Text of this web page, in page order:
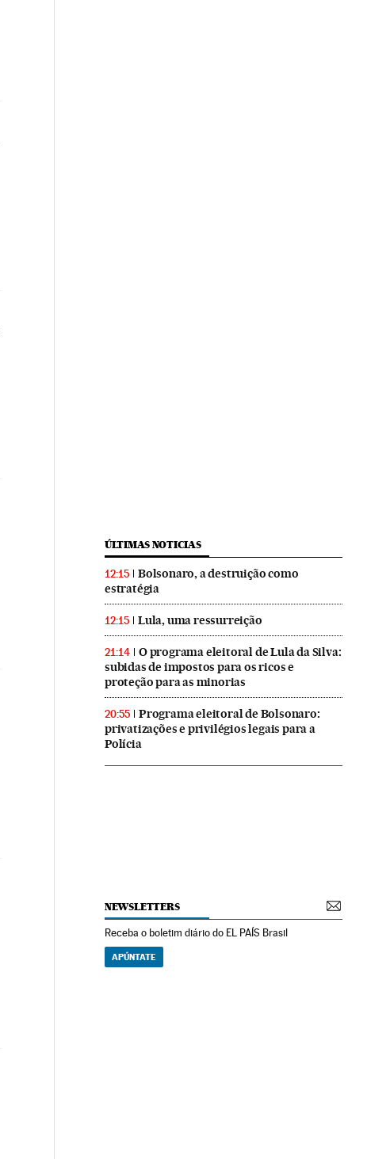
ÚLTIMAS NOTICIAS
12:15
Bolsonaro, a destruição como
estratégia
12:15 Lula, uma ressurreição
21:14
O programa eleitoral de Lula da Silva:
subidas de impostos para os ricos e
proteção para as minorias
20:55
Programa eleitoral de Bolsonaro:
privatizações e privilégios legais para a
Polícia
NEWSLETTERS
Receba o boletim diário do EL PAÍS Brasil
APÚNTATE